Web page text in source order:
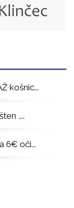
košnic...
,...
6€ oči...